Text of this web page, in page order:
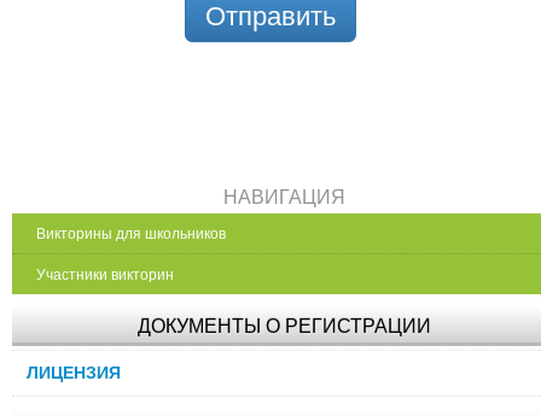
Отправить
НАВИГАЦИЯ
Викторины для школьников
Участники викторин
ДОКУМЕНТЫ О РЕГИСТРАЦИИ
ЛИЦЕНЗИЯ